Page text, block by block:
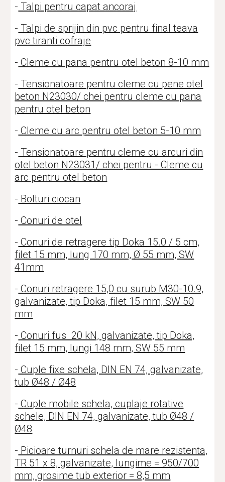
- Talpi pentru capat ancoraj
- Talpi de sprijin din pvc pentru final teava
pvc tiranti cofraje
- Cleme cu pana pentru otel beton 8-10 mm
- Tensionatoare pentru cleme cu pene otel
beton N23030/ chei pentru cleme cu pana
pentru otel beton
- Cleme cu arc pentru otel beton 5-10 mm
- Tensionatoare pentru cleme cu arcuri din
otel beton N23031/ chei pentru - Cleme cu
arc pentru otel beton
- Bolturi ciocan
- Conuri de otel
- Conuri de retragere tip Doka 15.0 / 5 cm,
filet 15 mm, lung 170 mm, Ø 55 mm, SW
41mm
- Conuri retragere 15,0 cu surub M30-10.9,
galvanizate, tip Doka, filet 15 mm, SW 50
mm
- Conuri fus 20 kN, galvanizate, tip Doka,
filet 15 mm, lungi 148 mm, SW 55 mm
- Cuple fixe schela, DIN EN 74, galvanizate,
tub Ø48 / Ø48
- Cuple mobile schela, cuplaje rotative
schele, DIN EN 74, galvanizate, tub Ø48 /
Ø48
- Picioare turnuri schela de mare rezistenta,
TR 51 x 8, galvanizate, lungime = 950/700
mm, grosime tub exterior = 8,5 mm